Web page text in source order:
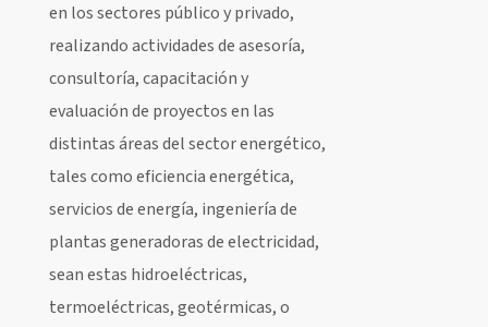
en los sectores público y privado,
realizando actividades de asesoría,
consultoría, capacitación y
evaluación de proyectos en las
distintas áreas del sector energético,
tales como eficiencia energética,
servicios de energía, ingeniería de
plantas generadoras de electricidad,
sean estas hidroeléctricas,
termoeléctricas, geotérmicas, o